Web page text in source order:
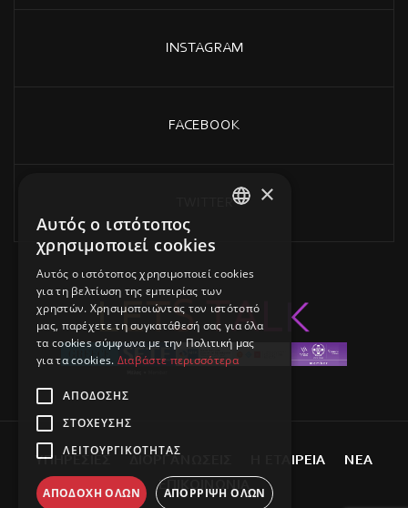
INSTAGRAM
FACEBOOK
TWITTER
LETS TAL K
ΥΠ ΙΡΕΙΑ ΝΕΑ
ΕΠΙΚ ΟΙ ΝΩΝΙ Α
×
Αυτός ο ιστότοπος
χρησιμοποιεί cookies
Αυτός ο ιστότοπος χρησιμοποιεί cookies
για τη βελτίωση της εμπειρίας των
χρηστών. Χρησιμοποιώντας τον ιστότοπό
μας, παρέχετε τη συγκατάθεσή σας για όλα
τα cookies σύμφωνα με την Πολιτική μας
για τα cookies. Διαβάστε περισσότερα
ΑΠΌΔΟΣΗΣ
ΣΤΌΧΕΥΣΗΣ
ΛΕΙΤΟΥΡΓΙΚΌΤΗΤΑΣ
ΑΠΟΔΟΧΉ ΌΛΩΝ ΑΠΌΡΡΙΨΗ ΌΛΩΝ